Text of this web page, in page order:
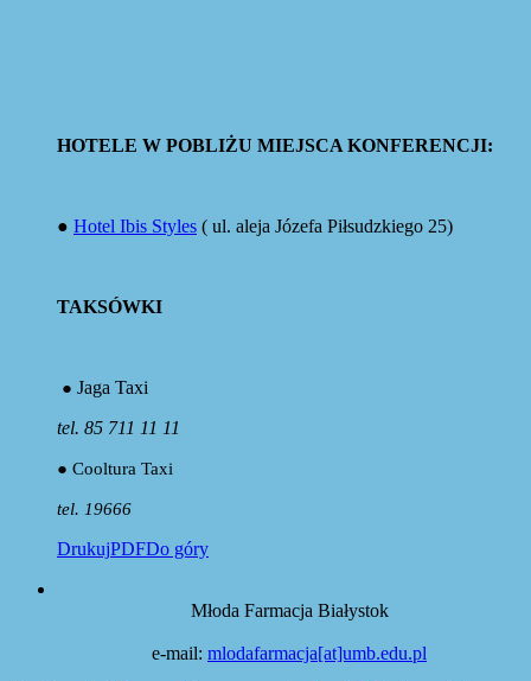
HOTELE W POBLIŻU MIEJSCA KONFERENCJI:
● Hotel Ibis Styles ( ul. aleja Józefa Piłsudzkiego 25)
TAKSÓWKI
● Jaga Taxi
tel. 85 711 11 11
● Cooltura Taxi
tel. 19666
DrukujPDFDo góry
Młoda Farmacja Białystok
e-mail: mlodafarmacja[at]umb.edu.pl